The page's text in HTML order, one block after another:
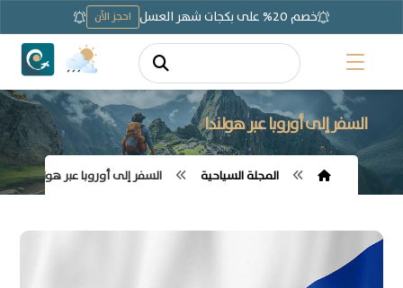
خصم 20% على بكجات شهر العسل احجز الآن
السفر إلى أوروبا عبر هولندا
المجلة السياحية السفر إلى أوروبا عبر هولندا